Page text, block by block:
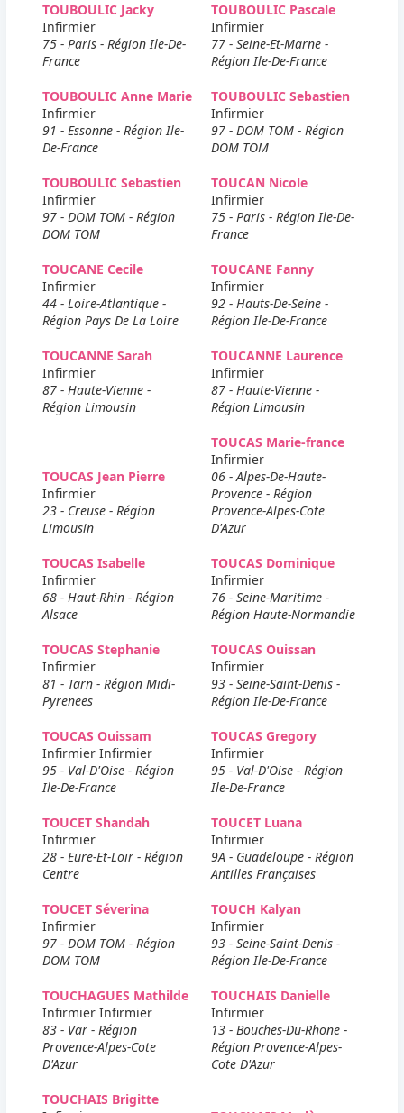
TOUBOULIC Jacky
Infirmier
75 - Paris - Région Ile-De-
France
TOUBOULIC Pascale
Infirmier
77 - Seine-Et-Marne -
Région Ile-De-France
TOUBOULIC Anne Marie
Infirmier
91 - Essonne - Région Ile-
De-France
TOUBOULIC Sebastien
Infirmier
97 - DOM TOM - Région
DOM TOM
TOUBOULIC Sebastien
Infirmier
97 - DOM TOM - Région
DOM TOM
TOUCAN Nicole
Infirmier
75 - Paris - Région Ile-De-
France
TOUCANE Cecile
Infirmier
44 - Loire-Atlantique -
Région Pays De La Loire
TOUCANE Fanny
Infirmier
92 - Hauts-De-Seine -
Région Ile-De-France
TOUCANNE Sarah
Infirmier
87 - Haute-Vienne -
Région Limousin
TOUCANNE Laurence
Infirmier
87 - Haute-Vienne -
Région Limousin
TOUCAS Jean Pierre
Infirmier
23 - Creuse - Région
Limousin
TOUCAS Marie-france
Infirmier
06 - Alpes-De-Haute-
Provence - Région
Provence-Alpes-Cote
D'Azur
TOUCAS Isabelle
Infirmier
68 - Haut-Rhin - Région
Alsace
TOUCAS Dominique
Infirmier
76 - Seine-Maritime -
Région Haute-Normandie
TOUCAS Stephanie
Infirmier
81 - Tarn - Région Midi-
Pyrenees
TOUCAS Ouissan
Infirmier
93 - Seine-Saint-Denis -
Région Ile-De-France
TOUCAS Ouissam
Infirmier Infirmier
95 - Val-D'Oise - Région
Ile-De-France
TOUCAS Gregory
Infirmier
95 - Val-D'Oise - Région
Ile-De-France
TOUCET Shandah
Infirmier
28 - Eure-Et-Loir - Région
Centre
TOUCET Luana
Infirmier
9A - Guadeloupe - Région
Antilles Françaises
TOUCET Séverina
Infirmier
97 - DOM TOM - Région
DOM TOM
TOUCH Kalyan
Infirmier
93 - Seine-Saint-Denis -
Région Ile-De-France
TOUCHAGUES Mathilde
Infirmier Infirmier
83 - Var - Région
Provence-Alpes-Cote
D'Azur
TOUCHAIS Danielle
Infirmier
13 - Bouches-Du-Rhone -
Région Provence-Alpes-
Cote D'Azur
TOUCHAIS Brigitte